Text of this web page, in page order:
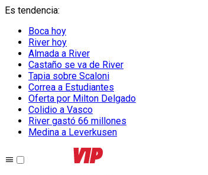
Es tendencia:
Boca hoy
River hoy
Almada a River
Castaño se va de River
Tapia sobre Scaloni
Correa a Estudiantes
Oferta por Milton Delgado
Colidio a Vasco
River gastó 66 millones
Medina a Leverkusen